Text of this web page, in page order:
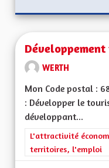
WERTH
Mon Code postal :
: Développer le
développant...
Filtrer les résultats
L'attractivité
territoires, l'emploi